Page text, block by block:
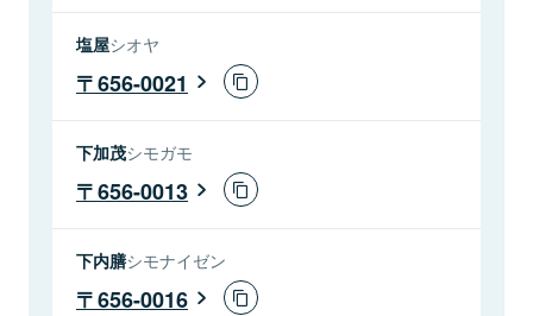
塩屋シオヤ
656-0021
下加茂シモガモ
656-0013
下内膳シモナイゼン
656-0016